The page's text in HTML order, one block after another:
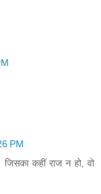
PM
कहीं राज न हो, वो